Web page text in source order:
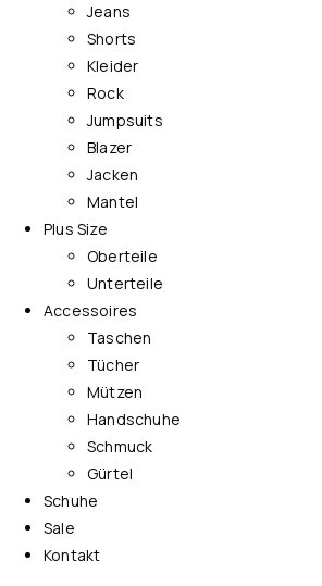
Jeans
Shorts
Kleider
Rock
Jumpsuits
Blazer
Jacken
Mantel
Plus Size
Oberteile
Unterteile
Accessoires
Taschen
Tücher
Mützen
Handschuhe
Schmuck
Gürtel
Schuhe
Sale
Kontakt